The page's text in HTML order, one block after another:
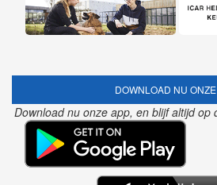
DOWNLOAD NU
Download nu onze app, en blijf altijd op